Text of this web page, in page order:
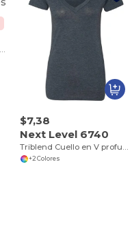
$7,38
Next Level 6740
+2 Colores